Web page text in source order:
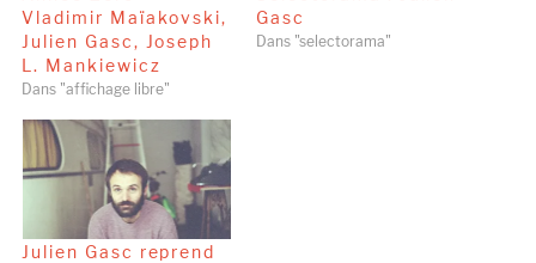
Vladimir Maïakovski,
Julien Gasc, Joseph
L. Mankiewicz
Dans "affichage libre"
Gasc
Dans "selectorama"
Julien Gasc reprend